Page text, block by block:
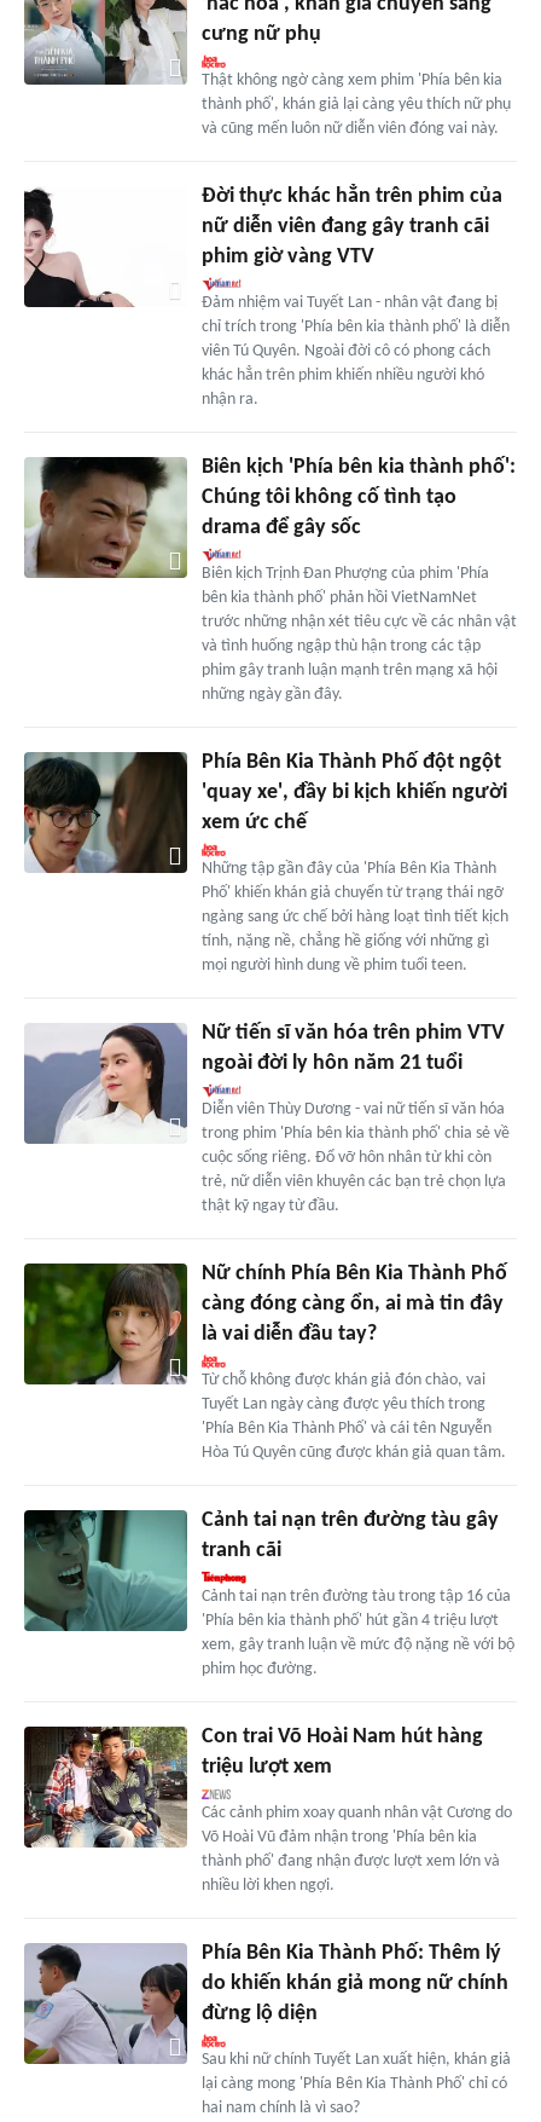
cưng nữ phụ
Thật không ngờ càng xem phim 'Phía bên kia
thành phố', khán giả lại càng yêu thích nữ phụ
và cũng mến luôn nữ diễn viên đóng vai này.
Đời thực khác hẳn trên phim của
nữ diễn viên đang gây tranh cãi
phim giờ vàng VTV
Đảm nhiệm vai Tuyết Lan - nhân vật đang bị
chỉ trích trong 'Phía bên kia thành phố' là diễn
viên Tú Quyên. Ngoài đời cô có phong cách
khác hẳn trên phim khiến nhiều người khó
nhận ra.
Biên kịch 'Phía bên kia thành phố':
Chúng tôi không cố tình tạo
drama để gây sốc
Biên kịch Trịnh Đan Phượng của phim 'Phía
bên kia thành phố' phản hồi VietNamNet
trước những nhận xét tiêu cực về các nhân vật
và tình huống ngập thù hận trong các tập
phim gây tranh luận mạnh trên mạng xã hội
những ngày gần đây.
Phía Bên Kia Thành Phố đột ngột
'quay xe', đầy bi kịch khiến người
xem ức chế
Những tập gần đây của 'Phía Bên Kia Thành
Phố' khiến khán giả chuyển từ trạng thái ngỡ
ngàng sang ức chế bởi hàng loạt tình tiết kịch
tính, nặng nề, chẳng hề giống với những gì
mọi người hình dung về phim tuổi teen.
Nữ tiến sĩ văn hóa trên phim VTV
ngoài đời ly hôn năm 21 tuổi
Diễn viên Thùy Dương - vai nữ tiến sĩ văn hóa
trong phim 'Phía bên kia thành phố' chia sẻ về
cuộc sống riêng. Đổ vỡ hôn nhân từ khi còn
trẻ, nữ diễn viên khuyên các bạn trẻ chọn lựa
thật kỹ ngay từ đầu.
Nữ chính Phía Bên Kia Thành Phố
càng đóng càng ổn, ai mà tin đây
là vai diễn đầu tay?
Từ chỗ không được khán giả đón chào, vai
Tuyết Lan ngày càng được yêu thích trong
'Phía Bên Kia Thành Phố' và cái tên Nguyễn
Hòa Tú Quyên cũng được khán giả quan tâm.
Cảnh tai nạn trên đường tàu gây
tranh cãi
Cảnh tai nạn trên đường tàu trong tập 16 của
'Phía bên kia thành phố' hút gần 4 triệu lượt
xem, gây tranh luận về mức độ nặng nề với bộ
phim học đường.
Con trai Võ Hoài Nam hút hàng
triệu lượt xem
Các cảnh phim xoay quanh nhân vật Cương do
Võ Hoài Vũ đảm nhận trong 'Phía bên kia
thành phố' đang nhận được lượt xem lớn và
nhiều lời khen ngợi.
Phía Bên Kia Thành Phố: Thêm lý
do khiến khán giả mong nữ chính
đừng lộ diện
Sau khi nữ chính Tuyết Lan xuất hiện, khán giả
lại càng mong 'Phía Bên Kia Thành Phố' chỉ có
hai nam chính là vì sao?